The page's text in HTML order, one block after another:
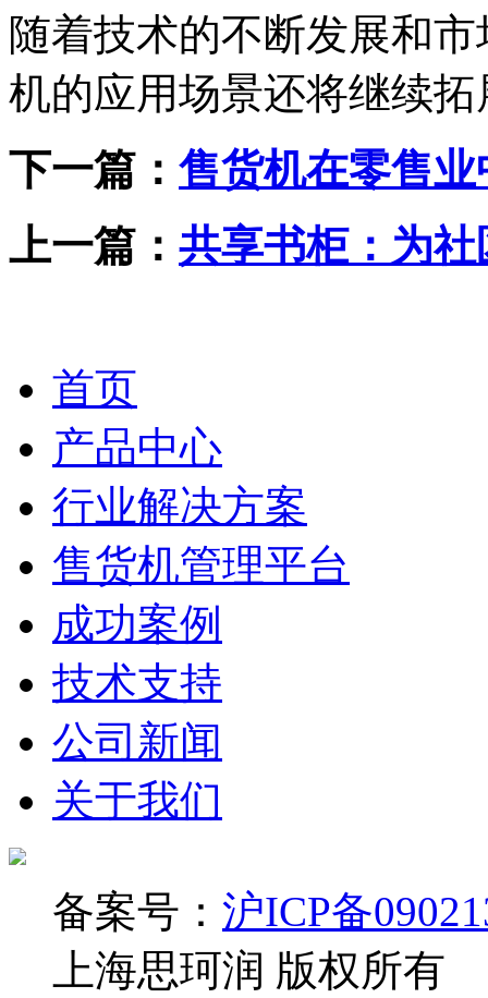
随着技术的不断发展和
机的应用场景还将继续拓
下一篇： 售货机在零售
上一篇： 共享书柜：为
首页
产品中心
行业解决方案
售货机管理平台
成功案例
技术支持
公司新闻
关于我们
备案号： 沪ICP备
上海思珂润 版权所有